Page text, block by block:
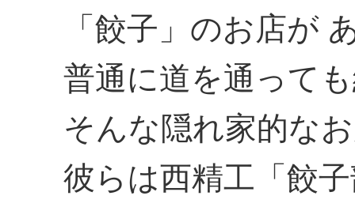
「餃子」のお店が
普通に道を通って
そんな隠れ家的な
彼らは西精工「餃